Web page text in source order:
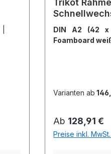
DIN A2 (42
Foamboard
Varianten ab
Regulärer
Ab 128,91 €
Preise inkl.